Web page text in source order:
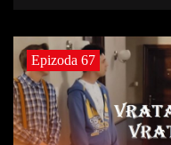
Epizoda 67